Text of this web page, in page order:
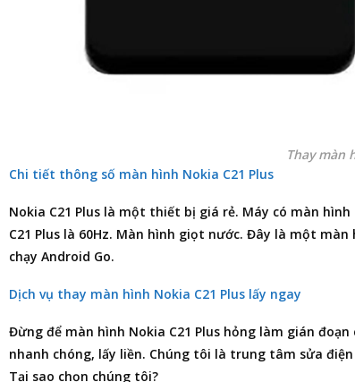
Thay màn
Chi tiết thông số màn hình Nokia C21 Plus
Nokia C21 Plus là một thiết bị giá rẻ. Máy có màn hình
C21 Plus là 60Hz. Màn hình giọt nước. Đây là một
chạy Android Go.
Dịch vụ thay màn hình Nokia C21 Plus lấy ngay
Đừng để màn hình Nokia C21 Plus hỏng làm gián đoạn
nhanh chóng, lấy liền. Chúng tôi là trung tâm sửa
Tại sao chọn chúng tôi?